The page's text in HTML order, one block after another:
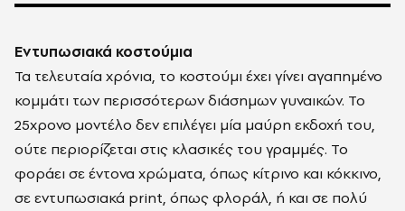
Εντυπωσιακά κοστούμια
Τα τελευταία χρόνια, το κοστούμι έχει γίνει αγαπημένο
κομμάτι των περισσότερων διάσημων γυναικών. Το
25χρονο μοντέλο δεν επιλέγει μία μαύρη εκδοχή του,
ούτε περιορίζεται στις κλασικές του γραμμές. Το
φοράει σε έντονα χρώματα, όπως κίτρινο και κόκκινο,
σε εντυπωσιακά print, όπως φλοράλ, ή και σε πολύ